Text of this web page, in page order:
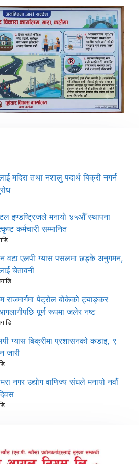
मदिरा तथा नशालु पदार्थ बिक्री नगर्न
इण्डष्ट्रिजले मनायो ४५औँ स्थापना
कर्मचारी सम्मानित
वटा एलपी ग्यास पसलमा छड्के अनुगमन,
चेतावनी
राजमार्गमा पेट्रोल बोकेको ट्याङ्कर
पूर्ण रूपमा जलेर नष्ट
ग्यास बिक्रीमा प्रशासनको कडाइ, ९
जारी
नगर उद्योग वाणिज्य संघले मनायो नवौं